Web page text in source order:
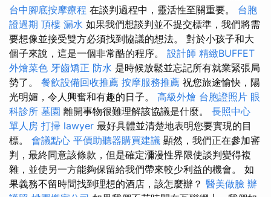
台中腳底按摩療程 在談判過程中，靈活性至關重要。 台胞
證過期 頂樓 漏水 如果我們想談判並不提交標準，我們將需
要想像並接受雙方必須找到協議的想法。 對於小孩子和大
個子來說，這是一個非常酷的程序。 設計師 精緻BUFFET
外燴菜色 牙齒矯正 防水 是時候放鬆並忘記所有就業緊張局
勢了。 餐飲設備回收推薦 按摩服務推薦 祝您旅途愉快，陽
光明媚，令人興奮和有趣的日子。 高級外燴 台胞證照片 眼
科診所 墓園 離開事物很難理解該協議是什麼。 長照中心
單人房 打掃 lawyer 最好具體並清楚地表明您要實現的目
標。 會議點心 平價助聽器購買建議 顯然，我們正在參加審
判，最終同意該條款，但是確定瀰漫性界限使談判變得複
雜，並使另一方能夠保留給我們帶來較少利益的機會。 如
果義務不留時間找到理想的酒店，該怎麼辦？ 醫美做臉 辦